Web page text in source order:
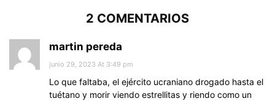
2 COMENTARIOS
martin pereda
junio 29, 2023 At 3:49 pm
Lo que faltaba, el ejército ucraniano drogado hasta el
tuétano y morir viendo estrellitas y riendo como un